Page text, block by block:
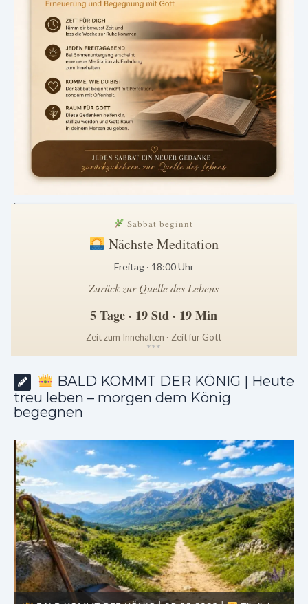
.
Sabbat beginnt
Nächste Meditation
Freitag · 18:00 Uhr
Zurück zur Quelle des Lebens
5 Tage · 19 Std · 19 Min
Zeit zum Innehalten · Zeit für Gott
***
BALD KOMMT DER KÖNIG | Heute
treu leben – morgen dem König
begegnen